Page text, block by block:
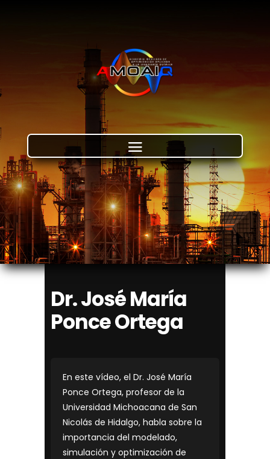
Dr. José María
Ponce Ortega
En este vídeo, el Dr. José María
Ponce Ortega, profesor de la
Universidad Michoacana de San
Nicolás de Hidalgo, habla sobre la
importancia del modelado,
simulación y optimización de